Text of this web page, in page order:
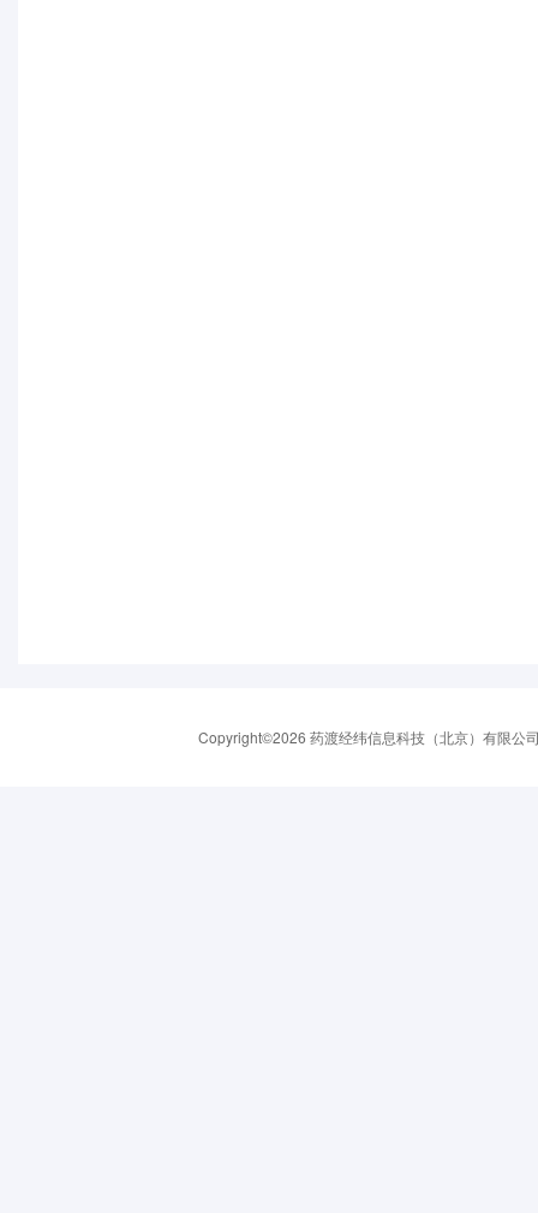
Copyright©2026 药渡经纬信息科技（北京）有限公